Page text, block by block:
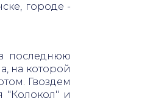
городе -
последнюю
на которой
Гвоздем
"Колокол" и